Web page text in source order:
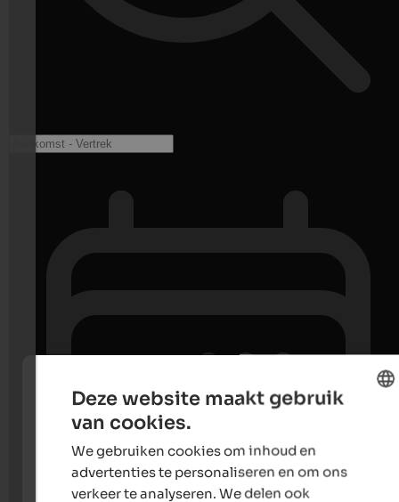
Deze website maakt gebruik
van cookies.
We gebruiken cookies om inhoud en
advertenties te personaliseren en om ons
verkeer te analyseren. We delen ook